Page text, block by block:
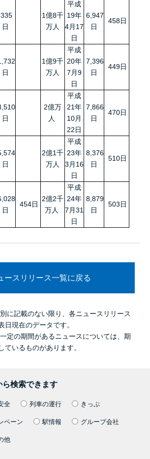
335
日
1億8千
万人
平成
19年
4月17
日
6,947
日
458日
日
1億9千
万人
平成
20年
7月9
日
7,396
日
449日
日
2億万
人
平成
21年
10月
22日
7,866
日
470日
日
2億1千
万人
平成
23年
3月16
日
8,376
日
510日
日
454日
2億2千
万人
平成
24年
7月31
日
8,879
日
503日
ースリリース一覧に戻る
に記載のない限り、各ニュースリリース
日現在のデータです。
定の期間があるニュースについては、期
ているものがあります。
ら検索できます
全 列車の運行 きっぷ
ペーン 駅情報 グループ会社
他